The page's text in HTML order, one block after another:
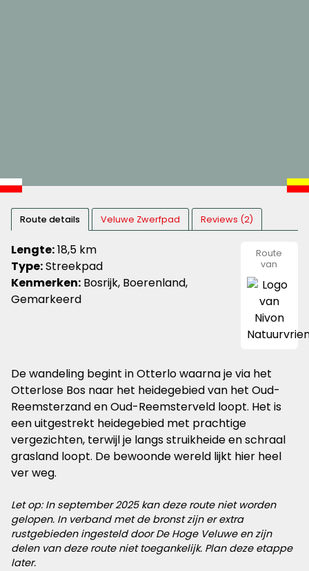
Route details Veluwe Zwerfpad Reviews (2)
Lengte:18,5 km
Type:Streekpad
Kenmerken: Bosrijk, Boerenland,
Gemarkeerd
Route
van
De wandeling begint in Otterlo waarna je via het
Otterlose Bos naar het heidegebied van het Oud-
Reemsterzand en Oud-Reemsterveld loopt. Het is
een uitgestrekt heidegebied met prachtige
vergezichten, terwijl je langs struikheide en schraal
grasland loopt. De bewoonde wereld lijkt hier heel
ver weg.
Let op: In september 2025 kan deze route niet worden
gelopen. In verband met de bronst zijn er extra
rustgebieden ingesteld door De Hoge Veluwe en zijn
delen van deze route niet toegankelijk. Plan deze etappe
later.